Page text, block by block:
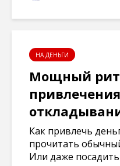
НА ДЕНЬГИ
Мощный
Как привлечь
прочитать
Или даже